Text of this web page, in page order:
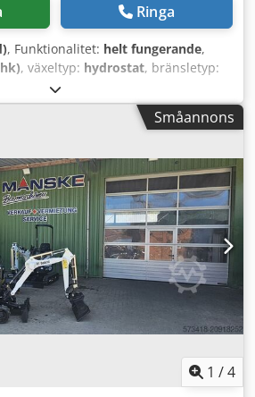
Ringa
, Funktionalitet: helt fungerande,
, växeltyp: hydrostat, bränsletyp:
2 200 kg/m
Utrustning:hytt, pallgafflar,
T2250 Dcedpfozr En Isx Amkjk
56 kW 2-stegs hydrostatisk
cm byggnadshöjd Endast 190 cm
gaffel - Mekanisk
- Extra hydraulkrets till
- 3 olika styrningslägen -
- Hytt med värme -
blinkers - Omedelbart driftsklar -
för vägtrafik i
21 900 kr netto Möjlighet
Mot ett tilläggspris även med ny
Småannons
1 /4